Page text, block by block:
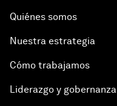
Quiénes somos
Nuestra estrategia
Cómo trabajamos
Liderazgo y gobernanza